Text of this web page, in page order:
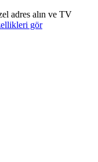
adres alın ve TV
gör